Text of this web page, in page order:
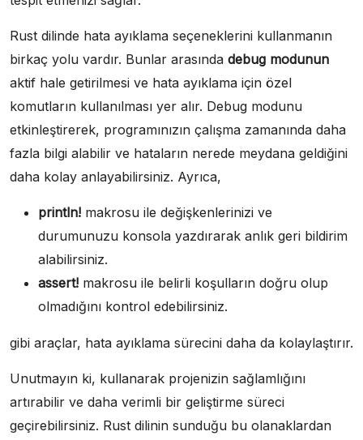
Rust dilinde hata ayıklama seçeneklerini kullanmanın
birkaç yolu vardır. Bunlar arasında debug modunun
aktif hale getirilmesi ve hata ayıklama için özel
komutların kullanılması yer alır. Debug modunu
etkinleştirerek, programınızın çalışma zamanında daha
fazla bilgi alabilir ve hataların nerede meydana geldiğini
daha kolay anlayabilirsiniz. Ayrıca,
println! makrosu ile değişkenlerinizi ve
durumunuzu konsola yazdırarak anlık geri bildirim
alabilirsiniz.
assert! makrosu ile belirli koşulların doğru olup
olmadığını kontrol edebilirsiniz.
gibi araçlar, hata ayıklama sürecini daha da kolaylaştırır.
Unutmayın ki, kullanarak projenizin sağlamlığını
artırabilir ve daha verimli bir geliştirme süreci
geçirebilirsiniz. Rust dilinin sunduğu bu olanaklardan